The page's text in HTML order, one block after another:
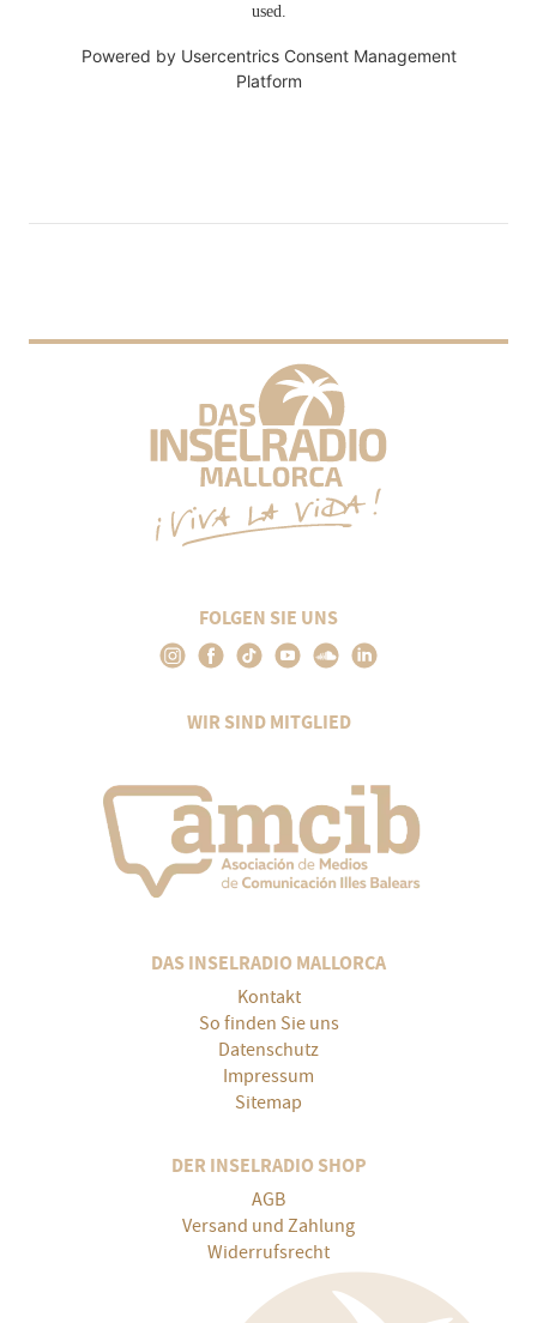
used.
Powered by Usercentrics Consent Management
Platform
FOLGEN SIE UNS
WIR SIND MITGLIED
DAS INSELRADIO MALLORCA
Kontakt
So finden Sie uns
Datenschutz
Impressum
Sitemap
DER INSELRADIO SHOP
AGB
Versand und Zahlung
Widerrufsrecht